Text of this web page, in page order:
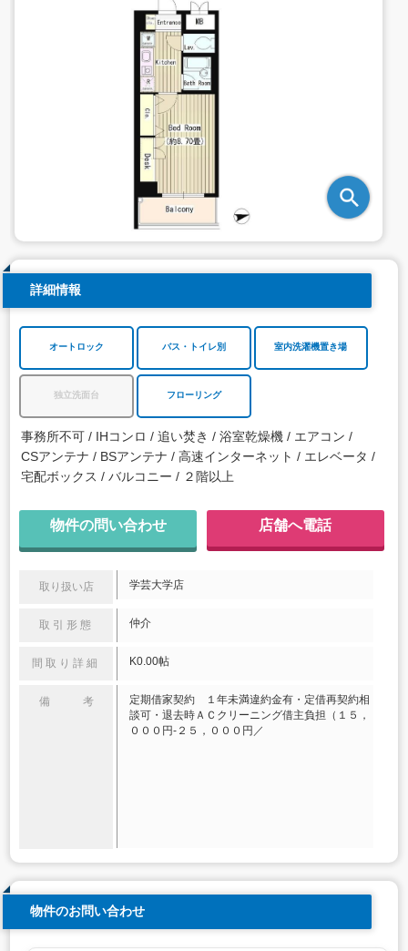
詳細情報
オートロック バス・トイレ別 室内洗濯機置き場
独立洗面台 フローリング
事務所不可 IHコンロ 追い焚き 浴室乾燥機
エアコン
CSアンテナ
BSアンテナ 高速インターネット
エレベータ
宅配ボックス
バルコニー ２階以上
物件の問い合わせ 店舗へ電話
取り扱い店 学芸大学店
取引形態 仲介
間取り詳細 K0.00帖
備 考
定期借家契約 １年未満違約金有・定借再契約相
談可・退去時ＡＣクリーニング借主負担（１５，
０００円‐２５，０００円／
物件のお問い合わせ